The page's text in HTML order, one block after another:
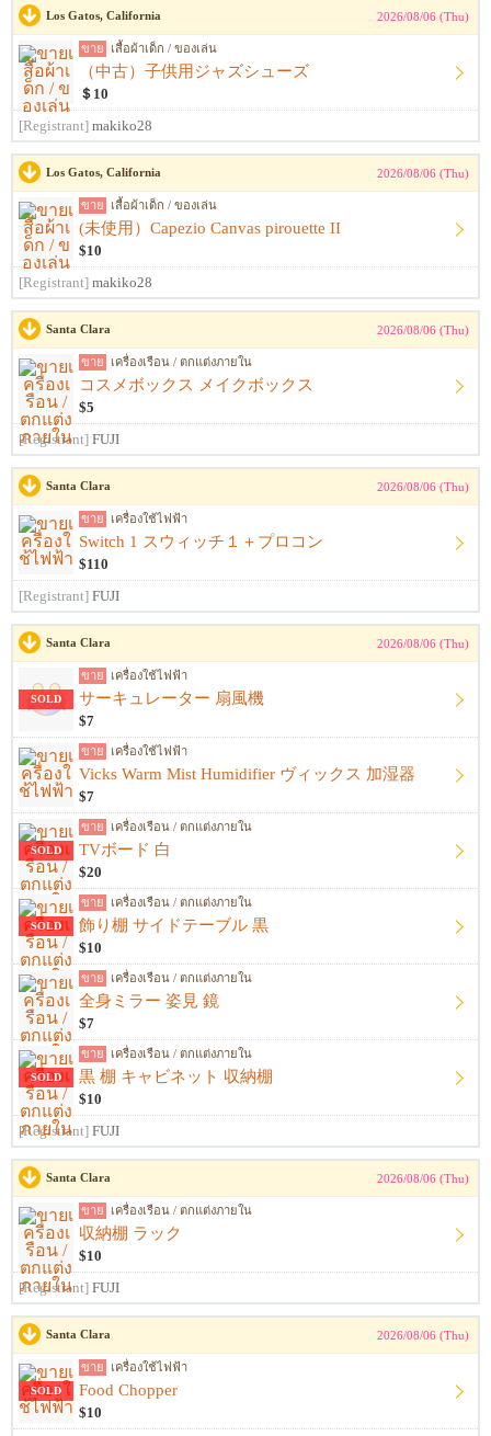
Los Gatos, California 2026/08/06 (Thu)
ขาย เสื้อผ้าเด็ก / ของเล่น
（中古）子供用ジャズシューズ
＄10
[Registrant] makiko28
Los Gatos, California 2026/08/06 (Thu)
ขาย เสื้อผ้าเด็ก / ของเล่น
(未使用）Capezio Canvas pirouette II
$10
[Registrant] makiko28
Santa Clara 2026/08/06 (Thu)
ขาย เครื่องเรือน / ตกแต่งภายใน
コスメボックス メイクボックス
$5
[Registrant] FUJI
Santa Clara 2026/08/06 (Thu)
ขาย เครื่องใช้ไฟฟ้า
Switch 1 スウィッチ１＋プロコン
$110
[Registrant] FUJI
Santa Clara 2026/08/06 (Thu)
SOLD
ขาย เครื่องใช้ไฟฟ้า
サーキュレーター 扇風機
$7
ขาย เครื่องใช้ไฟฟ้า
Vicks Warm Mist Humidifier ヴィックス 加湿器
$7
SOLD
ขาย เครื่องเรือน / ตกแต่งภายใน
TVボード 白
$20
SOLD
ขาย เครื่องเรือน / ตกแต่งภายใน
飾り棚 サイドテーブル 黒
$10
ขาย เครื่องเรือน / ตกแต่งภายใน
全身ミラー 姿見 鏡
$7
SOLD
ขาย เครื่องเรือน / ตกแต่งภายใน
黒 棚 キャビネット 収納棚
$10
[Registrant] FUJI
Santa Clara 2026/08/06 (Thu)
ขาย เครื่องเรือน / ตกแต่งภายใน
収納棚 ラック
$10
[Registrant] FUJI
Santa Clara 2026/08/06 (Thu)
SOLD
ขาย เครื่องใช้ไฟฟ้า
Food Chopper
$10